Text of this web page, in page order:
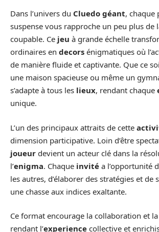
Dans l’univers du Cluedo géant, chaque
suspense vous rapproche un peu plus de
coupable. Ce jeu à grande échelle
ordinaires en decors énigmatiques où
de manière fluide et captivante. Que ce
une maison spacieuse ou même un
s’adapte à tous les lieux, rendant chaque
unique.
L’un des principaux attraits de cette
dimension participative. Loin d’être
joueur devient un acteur clé dans la
l’enigma. Chaque invité a l’opportunité
les autres, d’élaborer des stratégies et de
une chasse aux indices exaltante.
Ce format encourage la collaboration et
rendant l’experience collective et